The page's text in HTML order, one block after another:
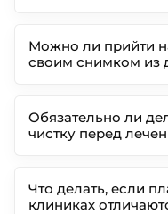
Можно ли прийти
своим снимком из
Обязательно ли
чистку перед
Что делать, если
клиниках